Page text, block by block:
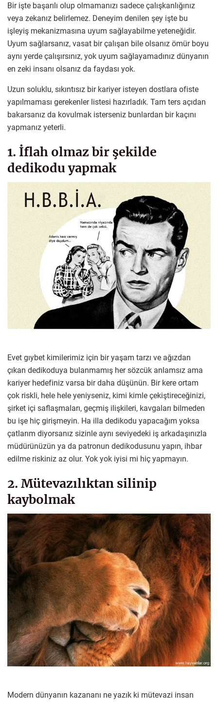
Bir işte başarılı olup olmamanızı sadece çalışkanlığınız
veya zekanız belirlemez. Deneyim denilen şey işte bu
işleyiş mekanizmasına uyum sağlayabilme yeteneğidir.
Uyum sağlarsanız, vasat bir çalışan bile olsanız ömür boyu
aynı yerde çalışırsınız, yok uyum sağlayamadınız dünyanın
en zeki insanı olsanız da faydası yok.
Uzun soluklu, sıkıntısız bir kariyer isteyen dostlara ofiste
yapılmaması gerekenler listesi hazırladık. Tam ters açıdan
bakarsanız da kovulmak isterseniz bunlardan bir kaçını
yapmanız yeterli.
1. İflah olmaz bir şekilde
dedikodu yapmak
Evet gıybet kimilerimiz için bir yaşam tarzı ve ağızdan
çıkan dedikoduya bulanmamış her sözcük anlamsız ama
kariyer hedefiniz varsa bir daha düşünün. Bir kere ortam
çok riskli, hele hele yeniyseniz, kimi kimle çekiştireceğinizi,
şirket içi saflaşmaları, geçmiş ilişkileri, kavgaları bilmeden
bu işe hiç girişmeyin. Ha illa dedikodu yapacağım yoksa
çatlarım diyorsanız sizinle aynı seviyedeki iş arkadaşınızla
müdürünüzün ya da patronun dedikodusunu yapın, ihbar
edilme riskiniz az olur. Yok yok iyisi mi hiç yapmayın.
2. Mütevazılıktan silinip
kaybolmak
Modern dünyanın kazananı ne yazık ki mütevazi insan